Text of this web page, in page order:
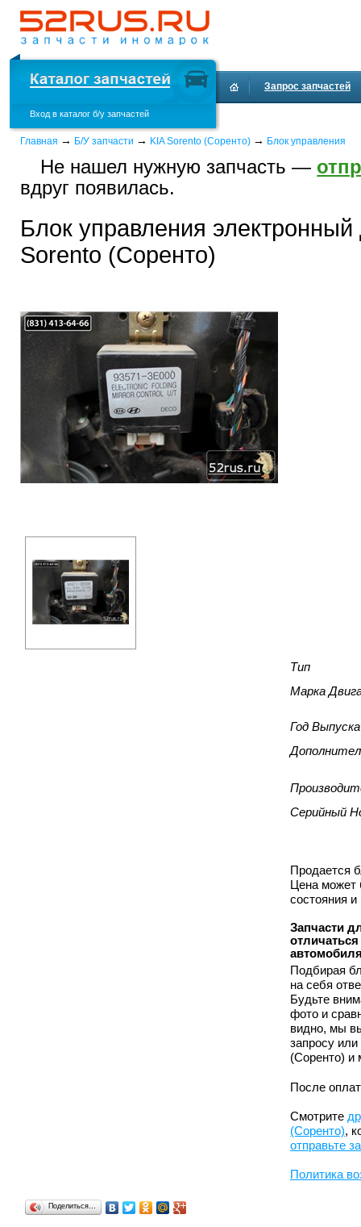
Вход в каталог б/у запчастей
Запрос запчастей
Главная → Б/У запчасти → KIA Sorento (Соренто) → Блок управления
Не нашел нужную запчасть —
вдруг появилась.
Блок управления электронный
Sorento (Соренто)
Тип
Марка
Год Выпуска
Серийный
Продается
Цена может
состояния
Запчасти
Подбирая
на себя
Будьте
фото и
видно, мы
запросу
(Соренто) и
После
Смотрите
(Соренто),
отправьте
Политика
Поделиться…